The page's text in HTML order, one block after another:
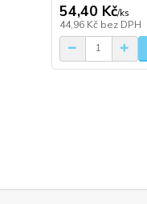
54,40 Kč/ks
44,96 Kč bez DPH